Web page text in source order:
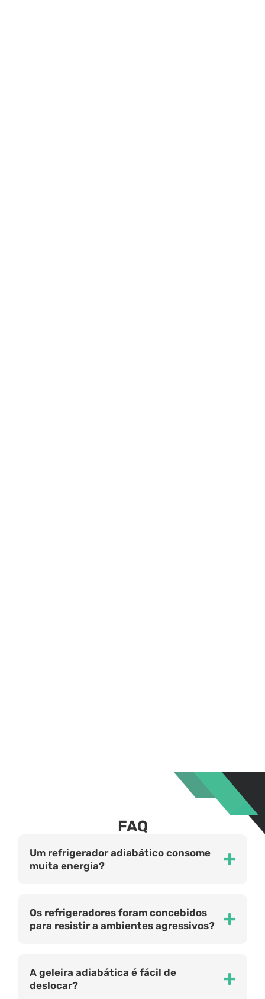
FAQ
Um refrigerador adiabático consome
muita energia?
Os refrigeradores foram concebidos
para resistir a ambientes agressivos?
A geleira adiabática é fácil de
deslocar?